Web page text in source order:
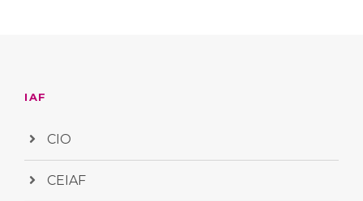
IAF
CIO
CEIAF